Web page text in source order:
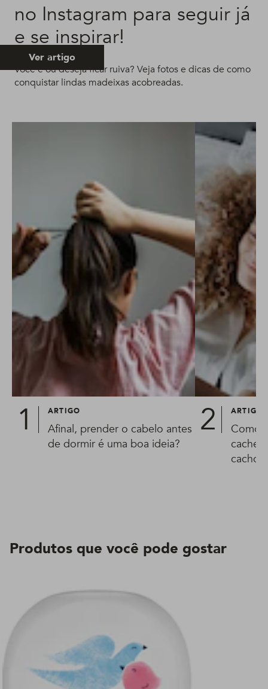
no Instagram para seguir já
e se inspirar!
Você é ou deseja ficar ruiva? Veja fotos e dicas de como
conquistar lindas madeixas acobreadas.
Ver artigo
ARTIGO
Afinal, prender o cabelo antes
de dormir é uma boa ideia?
ARTIGO
Como
Produtos que você pode gostar